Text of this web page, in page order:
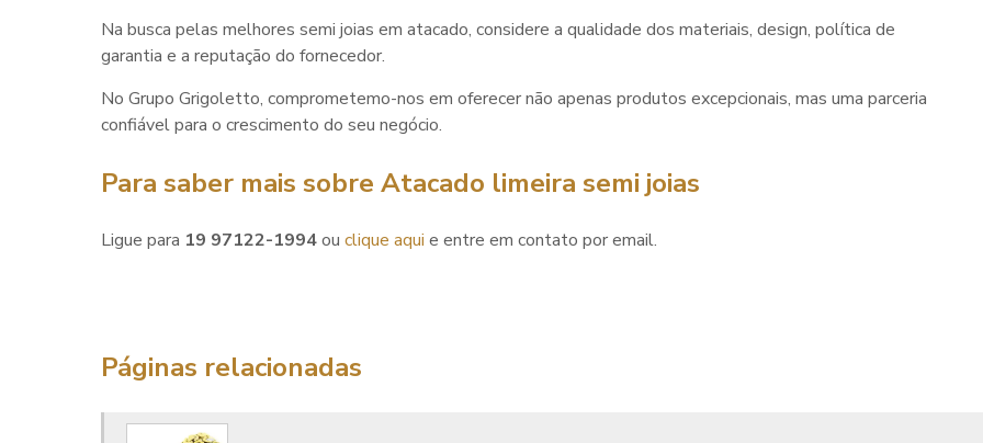
Na busca pelas melhores semi joias em atacado, considere a qualidade dos materiais, design, política de
garantia e a reputação do fornecedor.
No Grupo Grigoletto, comprometemo-nos em oferecer não apenas produtos excepcionais, mas uma parceria
confiável para o crescimento do seu negócio.
Para saber mais sobre Atacado limeira semi joias
Ligue para 19 97122-1994ou clique aqui e entre em contato por email.
Páginas relacionadas